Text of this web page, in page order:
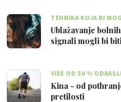
TEHNIKA KOJA BI
Ublažavanje
signali mogli bi
VIŠE OD 50 %
TEŽINU
Kina - od
pretilosti